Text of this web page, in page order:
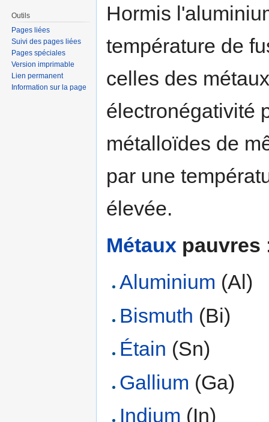
Hormis
température de
celles des
électronégativité
métalloïdes de
par une
élevée.
Métaux pauvres
Aluminium (Al)
Bismuth (Bi)
Étain (Sn)
Gallium (Ga)
Indium (In)
Outils
Pages liées
Suivi des pages liées
Pages spéciales
Version imprimable
Lien permanent
Information sur la page